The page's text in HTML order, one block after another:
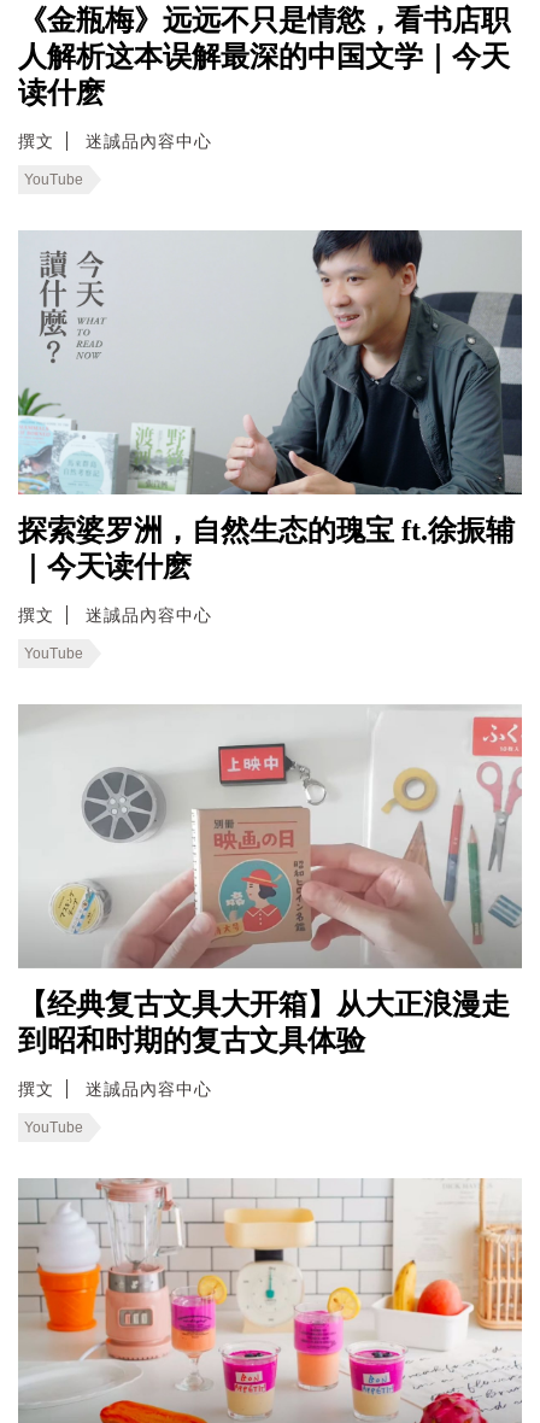
《金瓶梅》远远不只是情慾，看书店职
人解析这本误解最深的中国文学｜今天
读什麽
撰文 迷誠品內容中心
YouTube
探索婆罗洲，自然生态的瑰宝 ft.徐振辅
｜今天读什麽
撰文 迷誠品內容中心
YouTube
【经典复古文具大开箱】从大正浪漫走
到昭和时期的复古文具体验
撰文 迷誠品內容中心
YouTube